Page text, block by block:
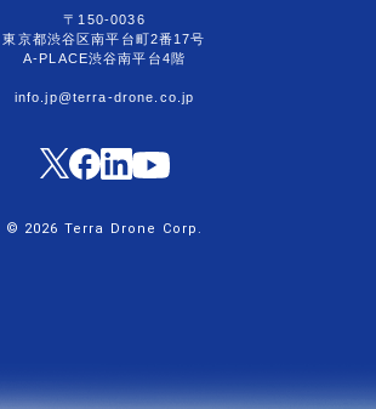
〒150-0036
東京都渋谷区南平台町2番17号
A-PLACE渋谷南平台4階
info.jp@terra-drone.co.jp
© 2026 Terra Drone Corp.